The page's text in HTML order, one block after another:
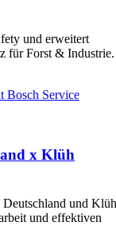
und erweitert
für Forst & Industrie.
x Klüh
Deutschland und Klüh
und effektiven